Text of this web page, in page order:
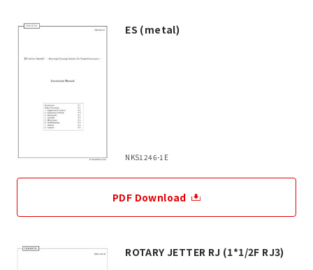
ES (metal)
NKS1246-1E
PDF Download
ROTARY JETTER RJ (1*1/2F RJ3)